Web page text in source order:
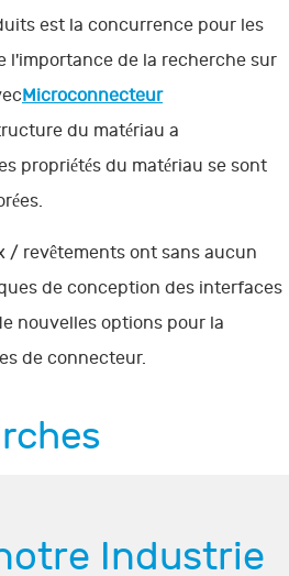
est la concurrence pour les
l'importance de la recherche sur
Microconnecteur
du matériau a
propriétés du matériau se sont
/ revêtements ont sans aucun
de conception des interfaces
nouvelles options pour la
de connecteur.
Industrie